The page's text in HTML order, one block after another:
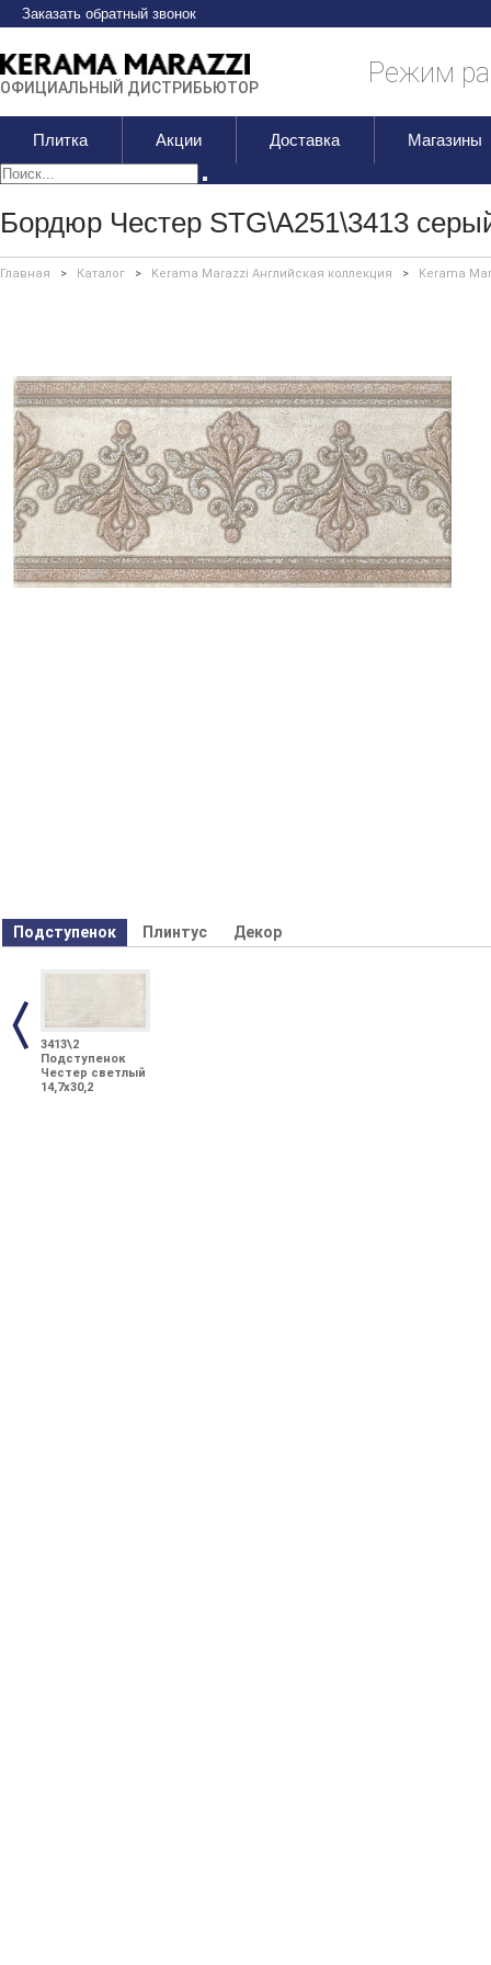
Заказать обратный звонок
ОФИЦИАЛЬНЫЙ ДИСТРИБЬЮТОР Режим
Плитка Акции Доставка Магазины
Бордюр Честер STG\A251\3413
Главная > Каталог > Kerama Marazzi Английская коллекция > Kerama
Подступенок Плинтус Декор
3413\2
Подступенок
Честер светлый
14,7х30,2